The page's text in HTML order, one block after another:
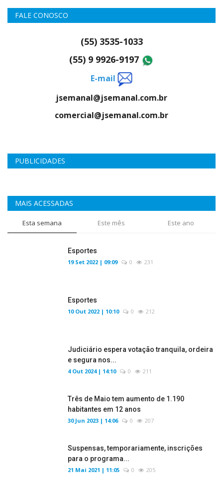
FALE CONOSCO
(55) 3535-1033
(55) 9 9926-9197
E-mail
jsemanal@jsemanal.com.br
comercial@jsemanal.com.br
PUBLICIDADES
MAIS ACESSADAS
Esta semana Este mês Este ano
Esportes
19 Set 2022 | 09:09 0 231
Esportes
10 Out 2022 | 10:10 0 212
Judiciário espera votação tranquila, ordeira
e segura nos...
4 Out 2024 | 14:10 0 211
Três de Maio tem aumento de 1.190
habitantes em 12 anos
30 Jun 2023 | 14:06 0 207
Suspensas, temporariamente, inscrições
para o programa...
21 Mai 2021 | 11:05 0 205